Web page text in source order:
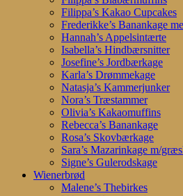
Filippa’s Kakao Cupcakes
Frederikke’s Banankage
Hannah’s Appelsintærte
Isabella’s Hindbærsnitter
Josefine’s Jordbærkage
Karla’s Drømmekage
Natasja’s Kammerjunker
Nora’s Træstammer
Olivia’s Kakaomuffins
Rebecca’s Banankage
Rosa’s Skovbærkage
Sara’s Mazarinkage m/
Signe’s Gulerodskage
Wienerbrød
Malene’s Thebirkes